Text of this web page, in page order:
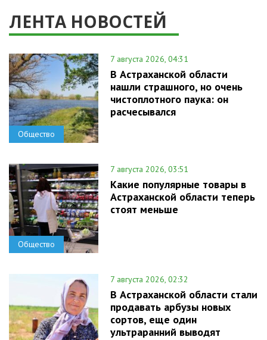
ЛЕНТА НОВОСТЕЙ
Общество
7 августа 2026, 04:31
В Астраханской области
нашли страшного, но очень
чистоплотного паука: он
расчесывался
Общество
7 августа 2026, 03:51
Какие популярные товары в
Астраханской области теперь
стоят меньше
7 августа 2026, 02:32
В Астраханской области стали
продавать арбузы новых
сортов, еще один
ультраранний выводят